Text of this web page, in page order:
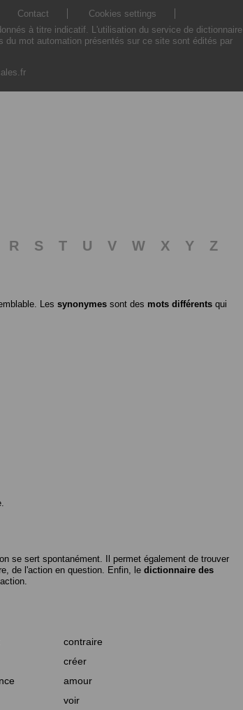
Contact
Cookies settings
à titre indicatif. L'utilisation du service de dictionnaire
mot automation présentés sur ce site sont édités par
R S T U V W X Y
Z
Les synonymes sont des mots différents qui
se sert spontanément. Il permet également de trouver
de l'action en question. Enfin, le dictionnaire des
contraire
créer
amour
voir